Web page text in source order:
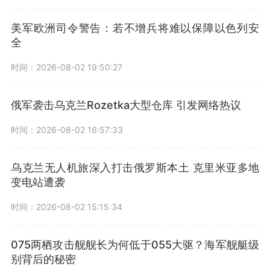
美军欧洲司令警告：若不增兵将难以保障以色列安
全
时间：2026-08-02 19:50:27
俄军袭击乌克兰Rozetka大型仓库 引发网络热议
时间：2026-08-02 16:57:33
乌克兰无人机旅深入打击俄罗斯本土 克里米亚多地
变电站遭袭
时间：2026-08-02 15:15:34
075两栖攻击舰舰长为何低于055大驱？海军舰艇级
别背后的秘密